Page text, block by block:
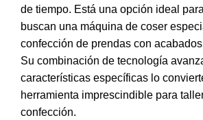
de tiempo. Está una opción ideal
buscan una máquina de coser
confección de prendas con
Su combinación de tecnología
características específicas lo
herramienta imprescindible para
confección.